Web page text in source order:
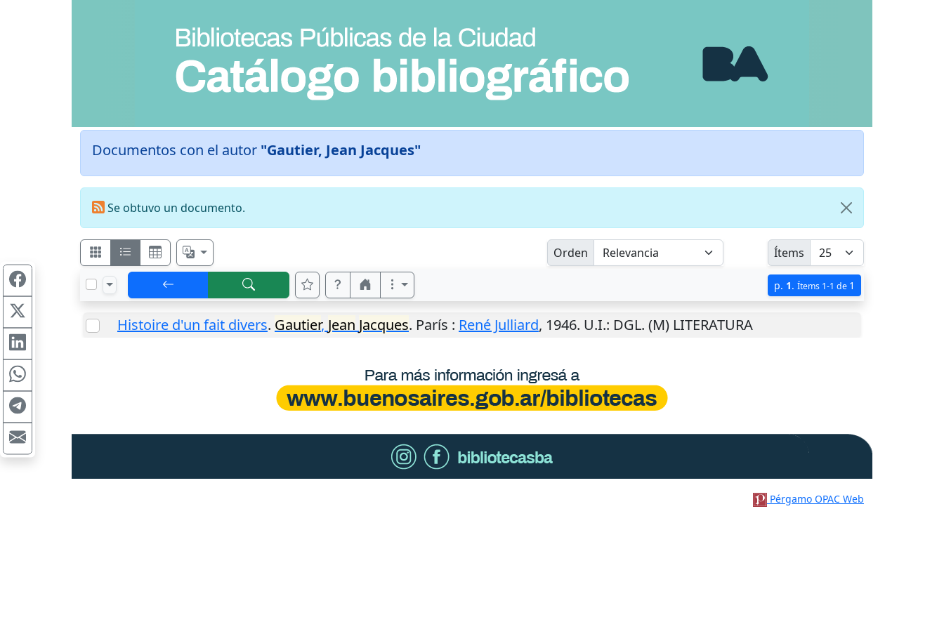
Documentos con el autor "Gautier, Jean Jacques"
Se obtuvo un documento.
Orden Ítems
p. 1. Ítems 1-1 de 1
Histoire d'un fait divers. Gautier, Jean Jacques. París : René Julliard, 1946. U.I.: DGL. (M) LITERATURA
Pérgamo OPAC Web